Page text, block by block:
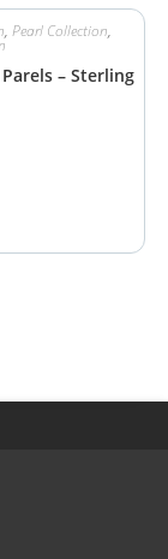
, Pearl Collection,
– Sterling